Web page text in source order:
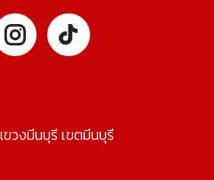
วงมีนบุรี เขตมีนบุรี